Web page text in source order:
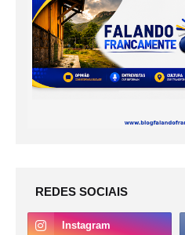
REDES SOCIAIS